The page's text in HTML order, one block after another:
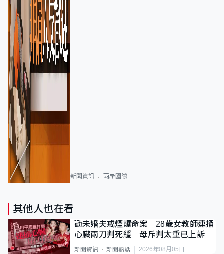
新聞資訊 兩岸國際
其他人也在看
勸未婚夫戒煙爆命案 28歲女教師連捅
心臟兩刀判死緩 母斥判太重已上訴
新聞資訊 新聞熱話 2026年08月05日